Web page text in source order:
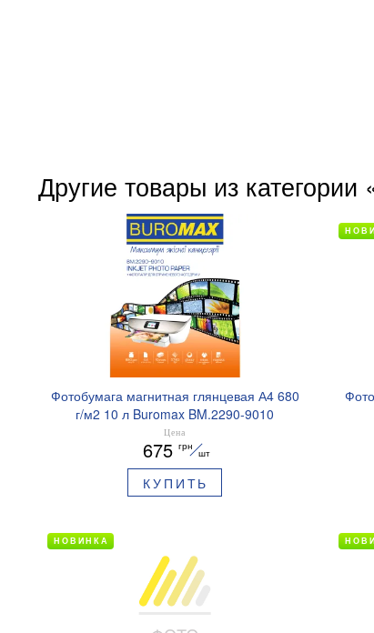
Другие товары из категории
Фотобумага магнитная глянцевая А4 680
г/м2 10 л Buromax BM.2290-9010
Цена
675 грн
шт
КУПИТЬ
НОВИНКА